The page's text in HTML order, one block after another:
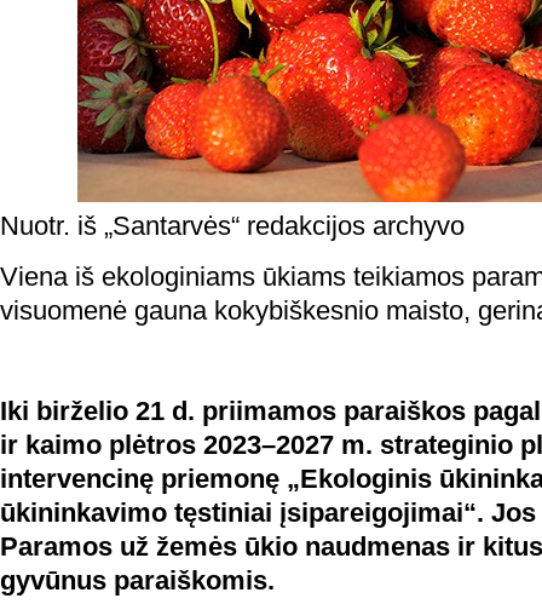
Nuotr. iš „Santarvės“ redakcijos archyvo
Viena iš ekologiniams ūkiams teikiamos
visuomenė gauna kokybiškesnio maisto,
Iki birželio 21 d. priimamos paraiškos
ir kaimo plėtros 2023–2027 m. strateginio
intervencinę priemonę „Ekologinis
ūkininkavimo tęstiniai įsipareigojimai“.
Paramos už žemės ūkio naudmenas ir
gyvūnus paraiškomis.